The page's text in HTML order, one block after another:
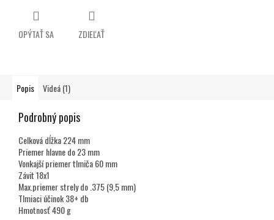
OPÝTAŤ SA ZDIEĽAŤ
Popis Videá (1)
Podrobný popis
Celková dĺžka 224 mm
Priemer hlavne do 23 mm
Vonkajší priemer tlmiča 60 mm
Závit 18x1
Max.priemer strely do .375 (9,5 mm)
Tlmiaci účinok 38+ db
Hmotnosť 490 g